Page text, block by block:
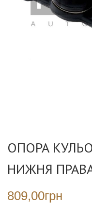
початку
зображень
ОПОРА
НИЖНЯ
809,00грн